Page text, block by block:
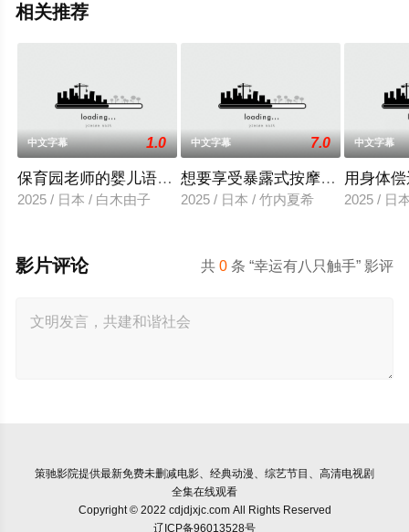
相关推荐
中文字幕 1.0
保育园老师的婴儿语让人超兴奋
2025 / 日本 / 白木由子
中文字幕 7.0
想要享受暴露式按摩的已婚女子
2025 / 日本 / 竹内夏希
中文字幕
用身体
2025 / 日
共0 条 “幸运有八只触手” 影评
影片评论
策驰影院提供最新免费未删减电影、经典动漫、综艺节目、高清电视剧
全集在线观看
Copyright © 2022 cdjdjxjc.com All Rights Reserved
辽ICP备96013528号